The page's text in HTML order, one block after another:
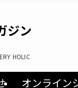
ジン
HOLIC
オンライン